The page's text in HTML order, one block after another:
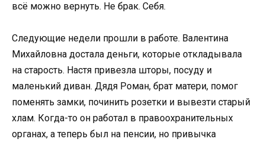
всё можно вернуть. Не брак. Себя.
Следующие недели прошли в работе. Валентина
Михайловна достала деньги, которые откладывала
на старость. Настя привезла шторы, посуду и
маленький диван. Дядя Роман, брат матери, помог
поменять замки, починить розетки и вывезти старый
хлам. Когда-то он работал в правоохранительных
органах, а теперь был на пенсии, но привычка